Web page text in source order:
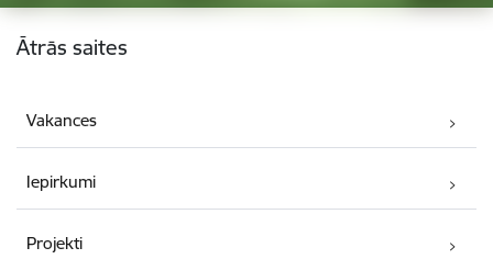
Kājene
Ātrās saites
Vakances
Iepirkumi
Projekti